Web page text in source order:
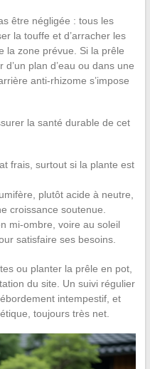
être négligée : tous les
la touffe et d’arracher les
la zone prévue. Si la prêle
plan d’eau ou dans une
anti-rhizome s’impose
la santé durable de cet
frais, surtout si la plante est
plutôt acide à neutre,
croissance soutenue.
mi-ombre, voire au soleil
satisfaire ses besoins.
ou planter la prêle en pot,
du site. Un suivi régulier
intempestif, et
toujours très net.